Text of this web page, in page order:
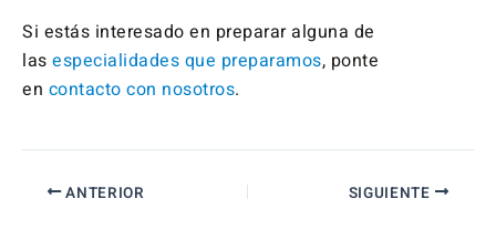
Si estás interesado en preparar alguna de
las especialidades que preparamos, ponte
en contacto con nosotros.
ANTERIOR SIGUIENTE